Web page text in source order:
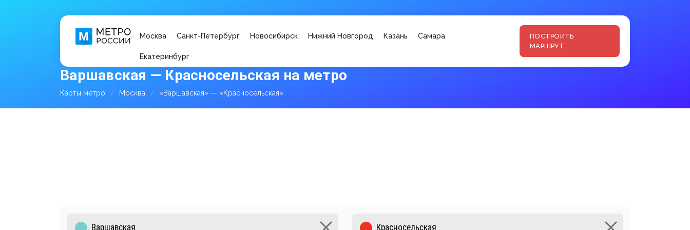
Москва Санкт-Петербург Новосибирск Нижний Новгород Казань Самара
Екатеринбург
ПОСТРОИТЬ
МАРШРУТ
Варшавская — Красносельская на метро
Карты метро Москва «Варшавская» — «Красносельская»